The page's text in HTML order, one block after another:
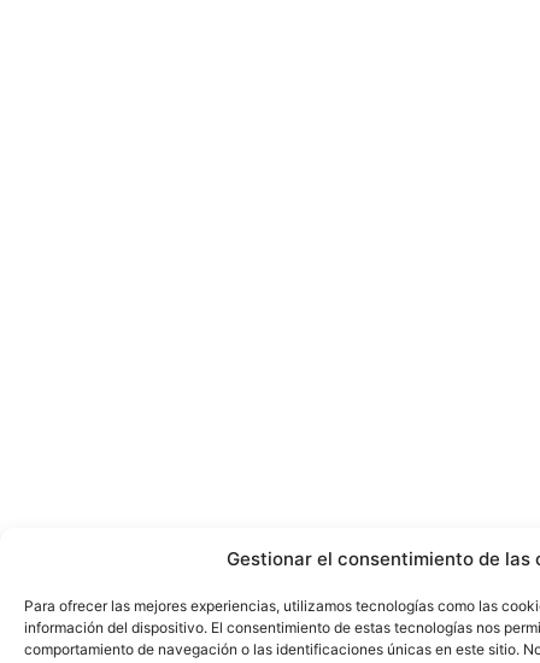
Gestionar el consentimiento de las
Para ofrecer las mejores experiencias, utilizamos tecnologías como las
información del dispositivo. El consentimiento de estas tecnologías nos
comportamiento de navegación o las identificaciones únicas en este sitio.